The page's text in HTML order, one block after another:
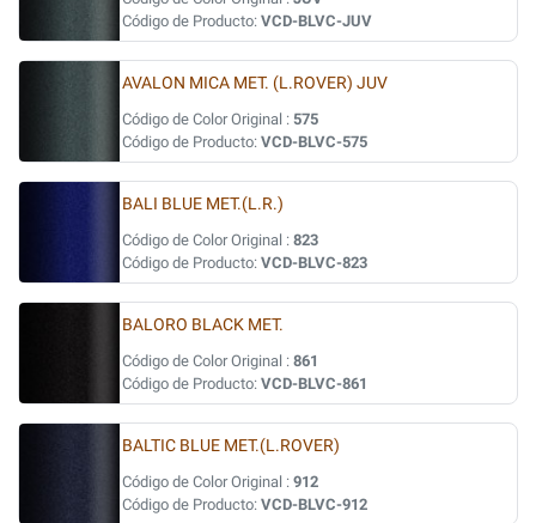
Código de Producto: VCD-BLVC-JUV
AVALON MICA MET. (L.ROVER) JUV
Código de Color Original : 575
Código de Producto: VCD-BLVC-575
BALI BLUE MET.(L.R.)
Código de Color Original : 823
Código de Producto: VCD-BLVC-823
BALORO BLACK MET.
Código de Color Original : 861
Código de Producto: VCD-BLVC-861
BALTIC BLUE MET.(L.ROVER)
Código de Color Original : 912
Código de Producto: VCD-BLVC-912